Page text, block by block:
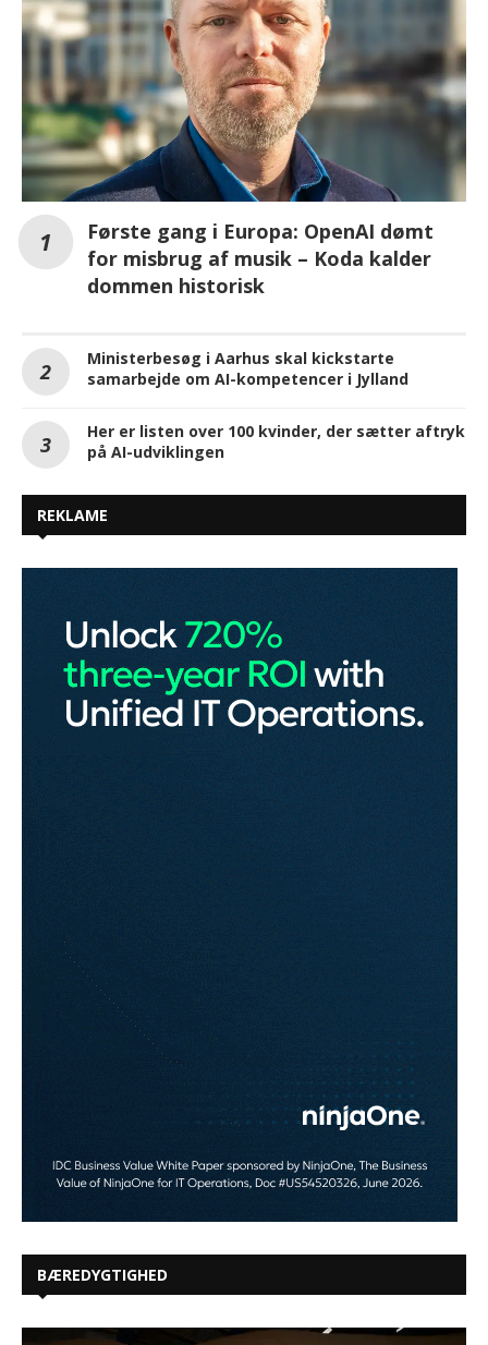
Første gang i Europa: OpenAI dømt
for misbrug af musik – Koda kalder
dommen historisk
Ministerbesøg i Aarhus skal kickstarte
samarbejde om AI-kompetencer i Jylland
Her er listen over 100 kvinder, der sætter aftryk
på AI-udviklingen
REKLAME
BÆREDYGTIGHED